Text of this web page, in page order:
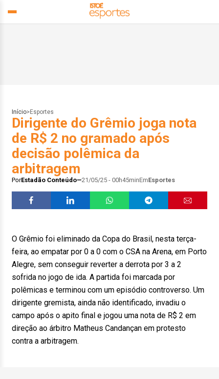
Início> Esportes
Dirigente do Grêmio joga nota
de R$ 2 no gramado após
decisão polêmica da
arbitragem
PorEstadão Conteúdo 21/05/25 - 00h45minEmEsportes
O Grêmio foi eliminado da Copa do Brasil, nesta terça-
feira, ao empatar por 0 a 0 com o CSA na Arena, em Porto
Alegre, sem conseguir reverter a derrota por 3 a 2
sofrida no jogo de ida. A partida foi marcada por
polêmicas e terminou com um episódio controverso. Um
dirigente gremista, ainda não identificado, invadiu o
campo após o apito final e jogou uma nota de R$ 2 em
direção ao árbitro Matheus Candançan em protesto
contra a arbitragem.